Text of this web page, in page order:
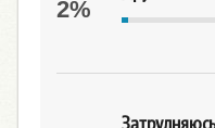
2%